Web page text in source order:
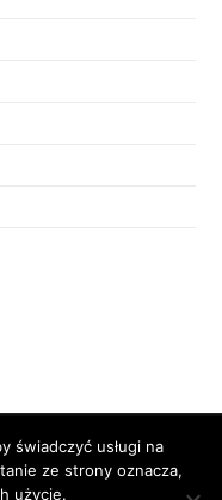
prawny i doradca
Śrem, ul. Kilińskiego 8 ||
świadczyć usługi na
ze strony oznacza,
użycie.